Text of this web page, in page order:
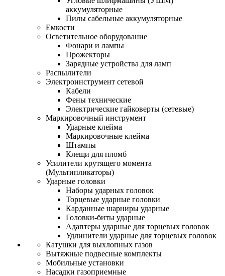
аккумуляторные
Пилы сабельные аккумуляторные
Емкости
Осветительное оборудование
Фонари и лампы
Прожекторы
Зарядные устройства для ламп
Распылители
Электроинструмент сетевой
Кабели
Фены технические
Электрические гайковерты (сетевые)
Маркировочный инструмент
Ударные клейма
Маркировочные клейма
Штампы
Клещи для пломб
Усилители крутящего момента
(Мультипликаторы)
Ударные головки
Наборы ударных головок
Торцевые ударные головки
Карданные шарниры ударные
Головки-биты ударные
Адаптеры ударные для торцевых головок
Удлинители ударные для торцевых головок
Катушки для выхлопных газов
Вытяжные подвесные комплекты
Мобильные установки
Насадки газоприемные